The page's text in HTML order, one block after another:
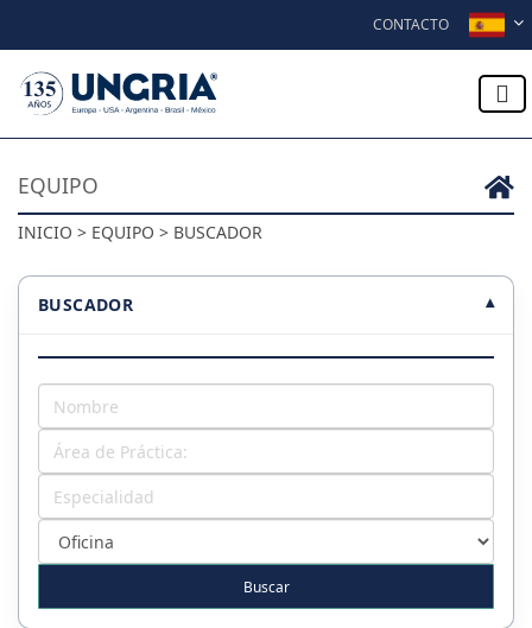
CONTACTO
EQUIPO
INICIO > EQUIPO > BUSCADOR
BUSCADOR ▾
Nombre
Área de Práctica:
Especialidad
Oficina